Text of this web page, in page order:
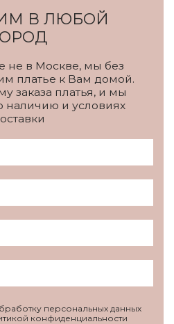
В ЛЮБОЙ
не в Москве, мы без
платье к Вам домой.
заказа платья, и мы
наличию и условиях
персональных данных
конфиденциальности